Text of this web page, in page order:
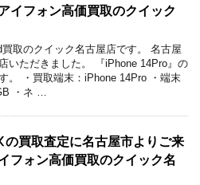
イフォン高価買取のクイック
取のクイック名古屋店です。 名古屋
いただきました。 『iPhone 14Pro』の
。 ・買取端末：iPhone 14Pro ・端末
・ネ …
買取査定に名古屋市よりご来
フォン高価買取のクイック名